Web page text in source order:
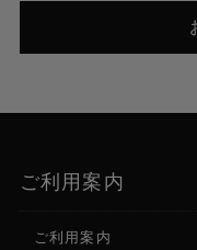
ご利用案内
ご利用案内